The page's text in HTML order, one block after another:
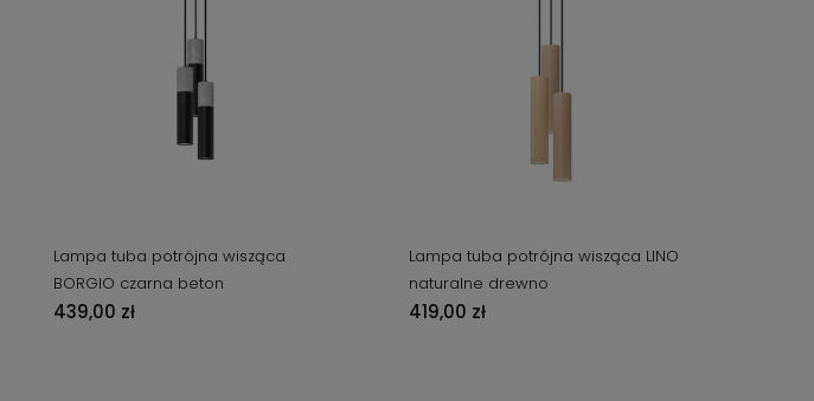
Lampa tuba potrójna wisząca
BORGIO czarna beton
439,00 zł
Lampa tuba potrójna wisząca LINO
naturalne drewno
419,00 zł